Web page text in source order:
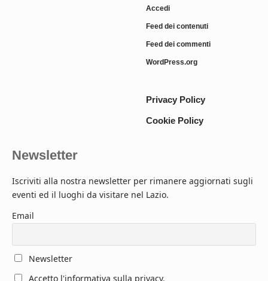
Accedi
Feed dei contenuti
Feed dei commenti
WordPress.org
Privacy Policy
Cookie Policy
Newsletter
Iscriviti alla nostra newsletter per rimanere aggiornati sugli
eventi ed il luoghi da visitare nel Lazio.
Email
Newsletter
Accetto l'informativa sulla privacy.